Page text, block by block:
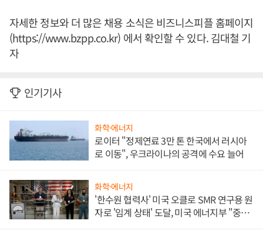
자세한 정보와 더 많은 채용 소식은 비즈니스피플 홈페이지
(https://www.bzpp.co.kr) 에서 확인할 수 있다. 김대철 기
자
인기기사
화학·에너지
로이터 "정제연료 3만 톤 한국에서 러시아
로 이동", 우크라이나의 공격에 수요 늘어
화학·에너지
'한수원 협력사' 미국 오클로 SMR 연구용 원
자로 '임계 상태' 도달, 미국 에너지부 "중요